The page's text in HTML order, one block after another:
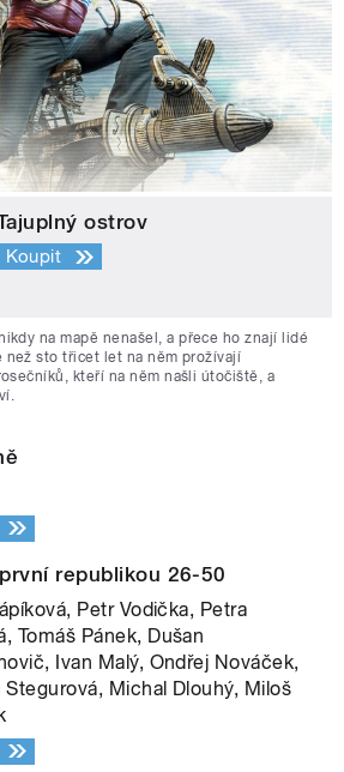
ostrov
Koupit
na mapě nenašel, a přece ho znají lidé
než sto třicet let na něm prožívají
kteří na něm našli útočiště, a
republikou 26-50
Petr Vodička, Petra
Tomáš Pánek, Dušan
Ivan Malý, Ondřej Nováček,
Stegurová, Michal Dlouhý, Miloš